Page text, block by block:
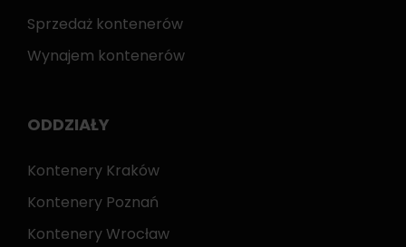
Sprzedaż kontenerów
Wynajem kontenerów
ODDZIAŁY
Kontenery Kraków
Kontenery Poznań
Kontenery Wrocław